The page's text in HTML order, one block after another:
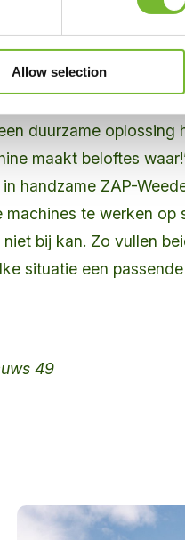
Allow selection
in het beheer
maar ook voelt in het
duurzame oplossing
maakt beloftes
handzame ZAP-
te werken op
bij kan. Zo vullen
situatie een passende
49